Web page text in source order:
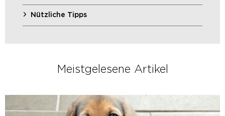
Nützliche Tipps
Meistgelesene Artikel